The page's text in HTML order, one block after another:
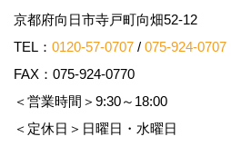
京都府向日市寺戸町向畑52-12
TEL： 0120-57-0707 / 075-924-0707
FAX：075-924-0770
＜営業時間＞9:30～18:00
＜定休日＞日曜日・水曜日